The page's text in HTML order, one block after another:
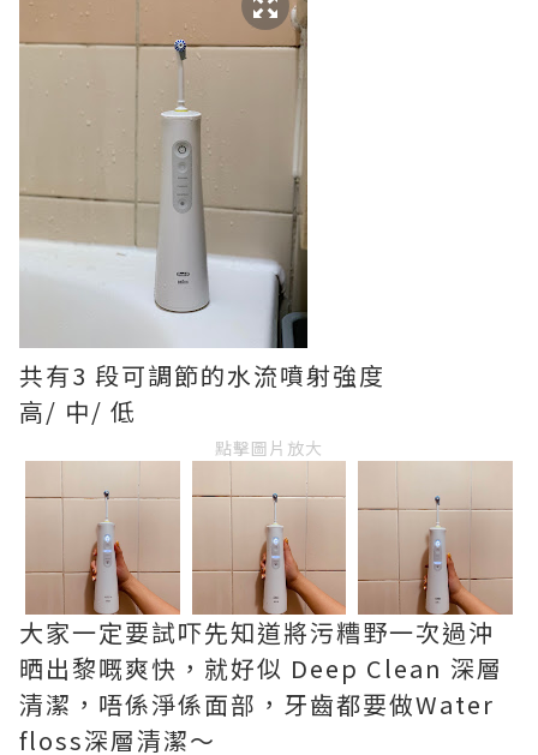
共有3 段可調節的水流噴射強度
高/ 中/ 低
點擊圖片放大
大家一定要試吓先知道將污糟野一次過沖
晒出黎嘅爽快，就好似 Deep Clean 深層
清潔，唔係淨係面部，牙齒都要做Water
floss深層清潔～